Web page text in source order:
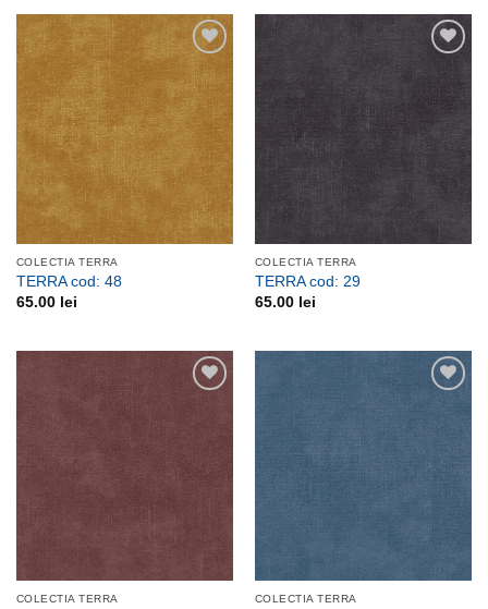
Adauga
la
favorite
COLECTIA TERRA
TERRA cod: 48
65.00 lei
Adauga
la
favorite
COLECTIA TERRA
TERRA cod: 29
65.00 lei
COLECTIA TERRA
Adauga
favorite
COLECTIA TERRA